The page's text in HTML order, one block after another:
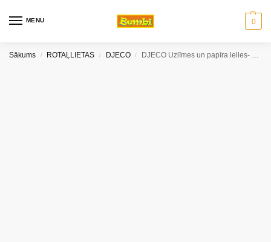
MENU 0
Sākums / ROTAĻLIETAS / DJECO / DJECO Uzlīmes un papīra lelles- Dāmas